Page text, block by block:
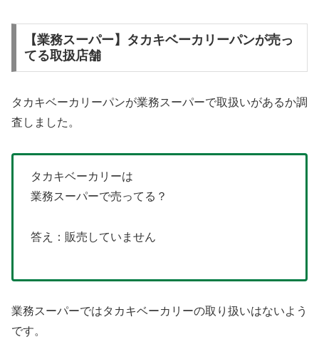
【業務スーパー】タカキベーカリーパンが売っ
てる取扱店舗
タカキベーカリーパンが業務スーパーで取扱いがあるか調
査しました。
タカキベーカリーは
業務スーパーで売ってる？
答え：販売していません
業務スーパーではタカキベーカリーの取り扱いはないよう
です。